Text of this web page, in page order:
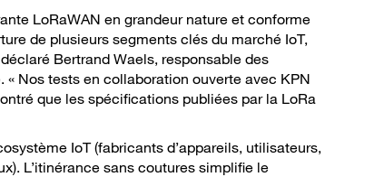
LoRaWAN en grandeur nature et conforme
de plusieurs segments clés du marché IoT,
Bertrand Waels, responsable des
« Nos tests en collaboration ouverte avec KPN
que les spécifications publiées par la LoRa
IoT (fabricants d’appareils, utilisateurs,
L’itinérance sans coutures simplifie le